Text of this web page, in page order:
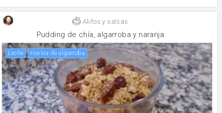
Aliños y salsas
Pudding de chía, algarroba y naranja
leche Harina de algarroba